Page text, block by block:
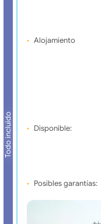
Todo incluido
Alojamiento
Disponible:
Posibles garantías: